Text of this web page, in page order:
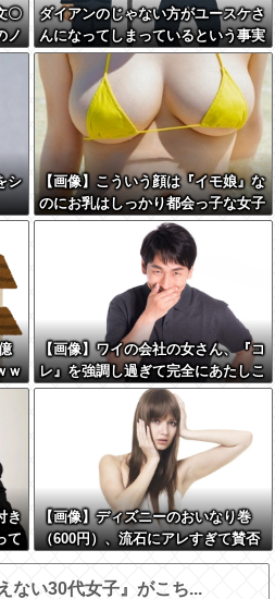
〇
ノ
ダイアンのじゃない方がユースケさ
んになってしまっているという事実
←これ
シ
【画像】こういう顔は『イモ娘』な
のにお乳はしっかり都会っ子な女子
wwww
ｗ
【画像】ワイの会社の女さん、『コ
レ』を強調し過ぎて完全にあたしこ
枠を狙ってるんだがw w w w w w
き
て
る
【画像】ディズニーのおいなり巻
（600円）、流石にアレすぎて賛否
両論の大炎上をしてしまうw w w w
w w w
ない30代女子』がこち...